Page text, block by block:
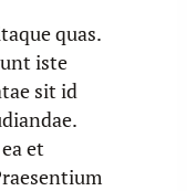
quas.
iste
sit id
et